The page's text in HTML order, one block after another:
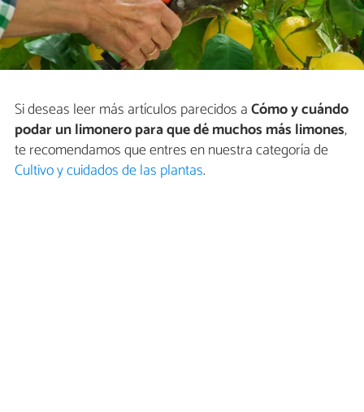
Si deseas leer más artículos parecidos aCómo y cuándo
podar un limonero para que dé muchos más limones,
te recomendamos que entres en nuestra categoría de
Cultivo y cuidados de las plantas.